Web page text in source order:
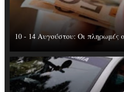
10 - 14 Αυγούστου: Οι